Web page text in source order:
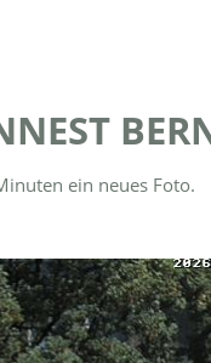
ein neues Foto.